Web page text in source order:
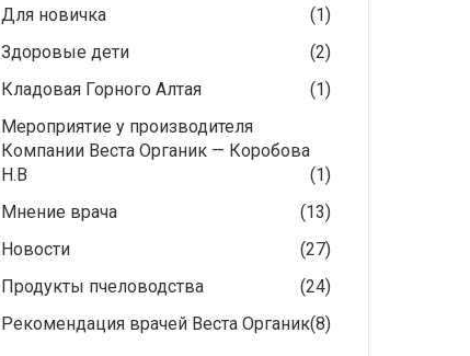
Для новичка
(1)
Здоровые дети
(2)
Кладовая Горного Алтая
(1)
Мероприятие у производителя
Компании Веста Органик — Коробова
Н.В
(1)
Мнение врача
(13)
Новости
(27)
Продукты пчеловодства
(24)
Рекомендация врачей Веста Органик(8)